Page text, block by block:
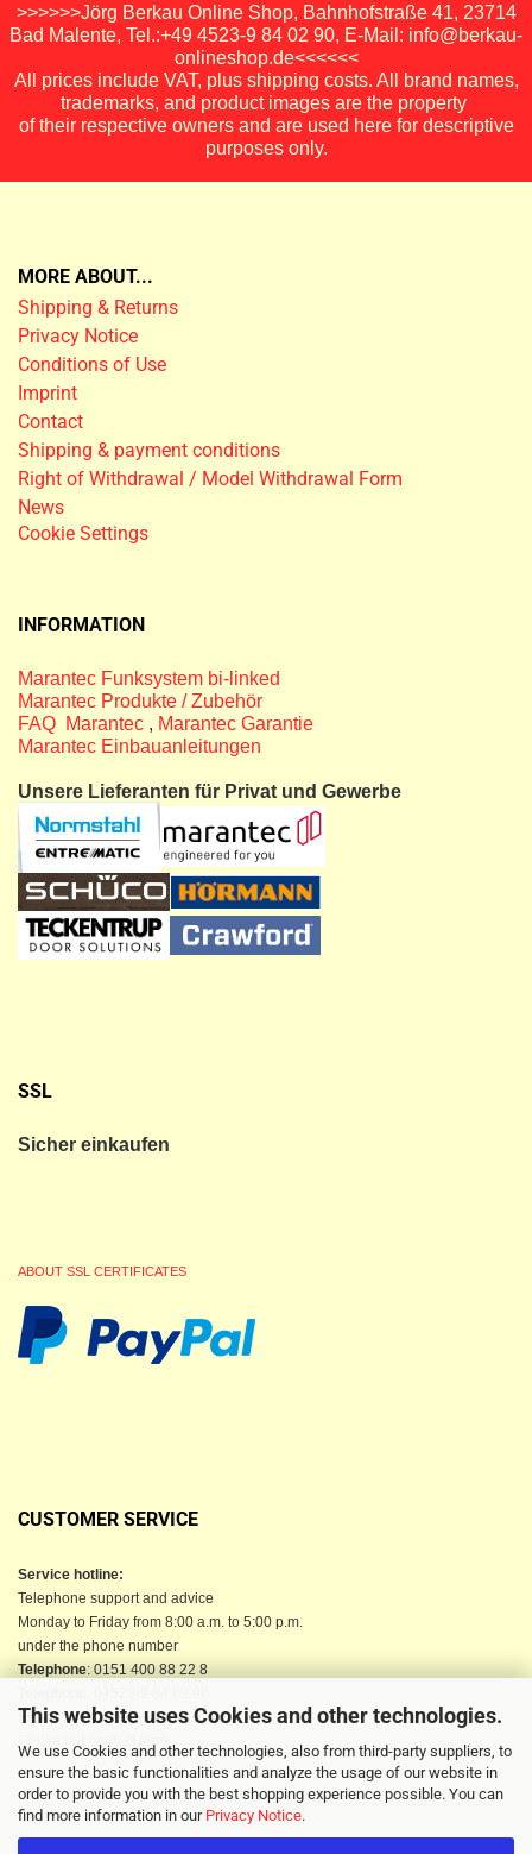
This website uses Cookies and other technologies.
We use Cookies and other technologies, also from third-party suppliers, to
ensure the basic functionalities and analyze the usage of our website in
order to provide you with the best shopping experience possible. You can
find more information in our Privacy Notice.
>>>>>>Jörg Berkau Online Shop, Bahnhofstraße 41, 23714
Bad Malente, Tel.:+49 4523-9 84 02 90, E-Mail: info@berkau-
onlineshop.de<<<<<<
All prices include VAT, plus shipping costs. All brand names,
trademarks, and product images are the property
of their respective owners and are used here for descriptive
purposes only.
MORE ABOUT...
Shipping & Returns
Privacy Notice
Conditions of Use
Imprint
Contact
Shipping & payment conditions
Right of Withdrawal / Model Withdrawal Form
News
Cookie Settings
INFORMATION
Marantec Funksystem bi-linked
Marantec Produkte / Zubehör
FAQ Marantec , Marantec Garantie
Marantec Einbauanleitungen
Unsere Lieferanten für Privat und Gewerbe
SSL
Sicher einkaufen
ABOUT SSL CERTIFICATES
CUSTOMER SERVICE
Service hotline:
Telephone support and advice
Monday to Friday from 8:00 a.m. to 5:00 p.m.
under the phone number
Telephone: 0151 400 88 22 8
Email: info@berkau-onlineshop.de